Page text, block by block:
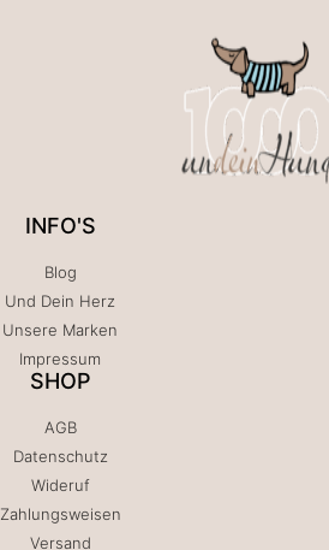
INFO'S
Blog
Und Dein Herz
Unsere Marken
Impressum
SHOP
AGB
Datenschutz
Wideruf
Zahlungsweisen
Versand